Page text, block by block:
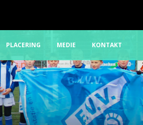
PLACERING MEDIE KONTAKT